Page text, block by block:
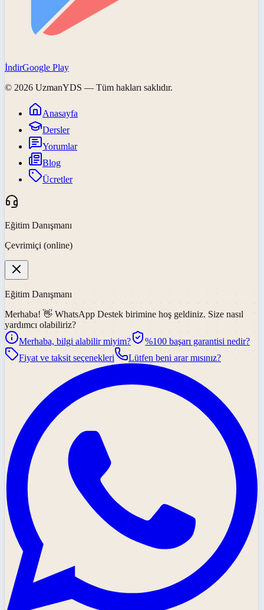
İndirGoogle Play
© 2026 UzmanYDS — Tüm hakları saklıdır.
Anasayfa
Dersler
Yorumlar
Blog
Ücretler
Eğitim Danışmanı
Çevrimiçi (online)
Eğitim Danışmanı
Merhaba! 👋 WhatsApp Destek birimine hoş geldiniz. Size nasıl
yardımcı olabiliriz?
Merhaba, bilgi alabilir miyim?
%100 başarı garantisi nedir?
Fiyat ve taksit seçenekleri
Lütfen beni arar mısınız?